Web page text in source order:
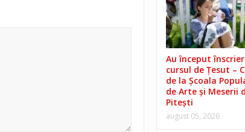
Au început
cursul de Țesut –
de la Școala
de Arte și Meserii
Pitești
august 05, 2026